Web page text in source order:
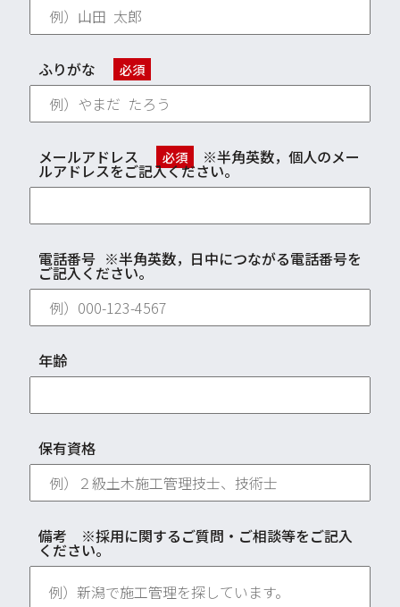
ふりがな 必須
メールアドレス 必須 ※半角英数，個人のメー
ルアドレスをご記入ください。
電話番号 ※半角英数，日中につながる電話番号を
ご記入ください。
年齢
保有資格
備考 ※採用に関するご質問・ご相談等をご記入
ください。